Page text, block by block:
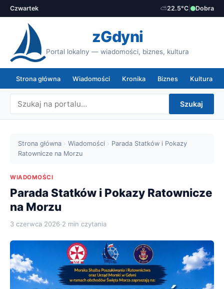
Czwartek ⛅22.5°C Dobra
zGdyni
Portal lokalny — wiadomości, biznes, kultura
Strona główna Wiadomości Kronika Biznes Kultura
Szukaj
Strona główna › Wiadomości › Parada Statków i Pokazy
Ratownicze na Morzu
WIADOMOŚCI
Parada Statków i Pokazy Ratownicze
na Morzu
3 czerwca 2026·2 min czytania